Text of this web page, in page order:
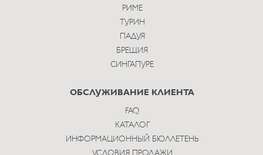
РИМЕ
ТУРИН
ПАДУЯ
БРЕЩИЯ
СИНГАПУРЕ
ОБСЛУЖИВАНИЕ КЛИЕНТА
FAQ
КАТАЛОГ
ИНФОРМАЦИОННЫЙ БЮЛЛЕТЕНЬ